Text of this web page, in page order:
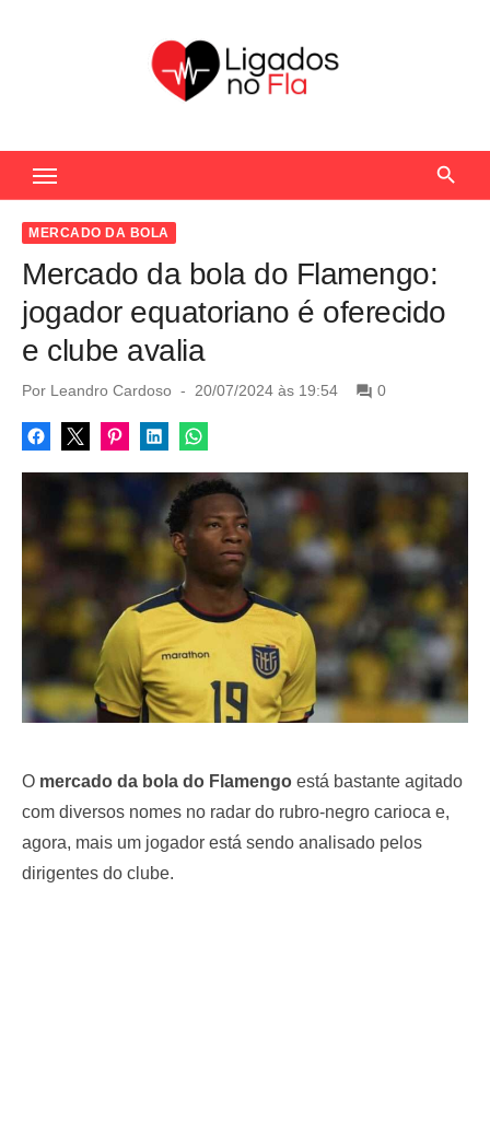
c
MERCADO DA BOLA
Mercado da bola do Flamengo:
jogador equatoriano é oferecido
e clube avalia
Por Leandro Cardoso
P
s
t
d
n
20/07/2024 às 19:54 0
O mercado da bola do Flamengo está bastante agitado
com diversos nomes no radar do rubro-negro carioca e,
agora, mais um jogador está sendo analisado pelos
dirigentes do clube.